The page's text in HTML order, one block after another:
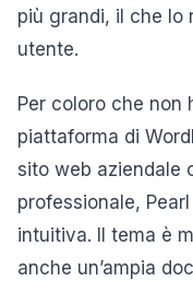
più grandi, il che lo
utente.
Per coloro che non
piattaforma di
sito web aziendale
professionale,
intuitiva. Il tema è
anche un’ampia